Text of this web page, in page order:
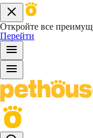
Откройте все
Перейти